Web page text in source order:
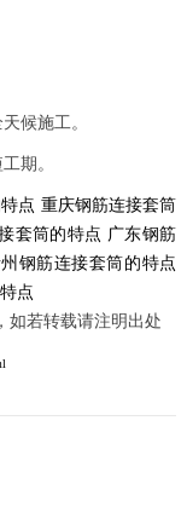
候施工。
期。
点 重庆钢筋连接套筒
套筒的特点 广东钢筋
钢筋连接套筒的特点
点
如若转载请注明出处